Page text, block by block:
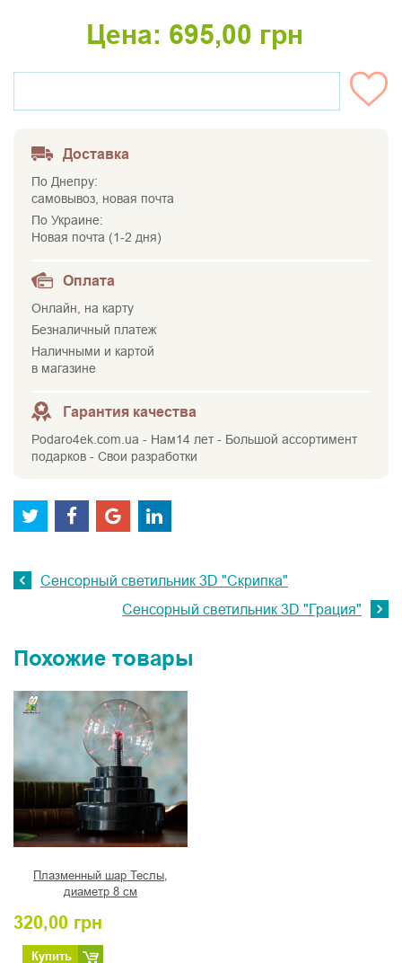
Цена: 695,00 грн
Доставка
По Днепру:
самовывоз, новая почта
По Украине:
Новая почта (1-2 дня)
Оплата
Онлайн, на карту
Безналичный платеж
Наличными и картой
в магазине
Гарантия качества
Podaro4ek.com.ua - Нам14 лет - Большой ассортимент
подарков - Свои разработки
Сенсорный светильник 3D "Скрипка"
Сенсорный светильник 3D "Грация"
Похожие товары
Плазменный шар Теслы,
диаметр 8 см
320,00 грн
Купить